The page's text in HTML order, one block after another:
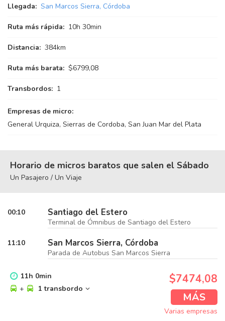
Llegada: San Marcos Sierra, Córdoba
Ruta más rápida: 10h 30min
Distancia: 384km
Ruta más barata: $6799,08
Transbordos: 1
Empresas de micro:
General Urquiza, Sierras de Cordoba, San Juan Mar del Plata
Horario de micros baratos que salen el Sábado
Un Pasajero / Un Viaje
00:10 Santiago del Estero
Terminal de Ómnibus de Santiago del Estero
11:10 San Marcos Sierra, Córdoba
Parada de Autobus San Marcos Sierra
11h 0min
+
1 transbordo
$7474,08
MÁS
Varias empresas